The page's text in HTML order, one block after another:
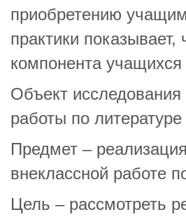
приобретению
практики показывает,
компонента
Объект исследования
работы по
Предмет –
внеклассной работе
Цель – рассмотреть